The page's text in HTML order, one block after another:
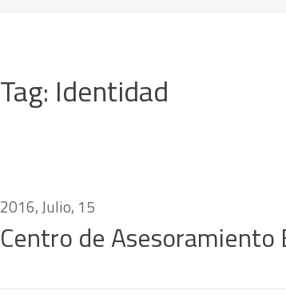
Tag: Identidad
2016, Julio, 15
Centro de Asesoramiento